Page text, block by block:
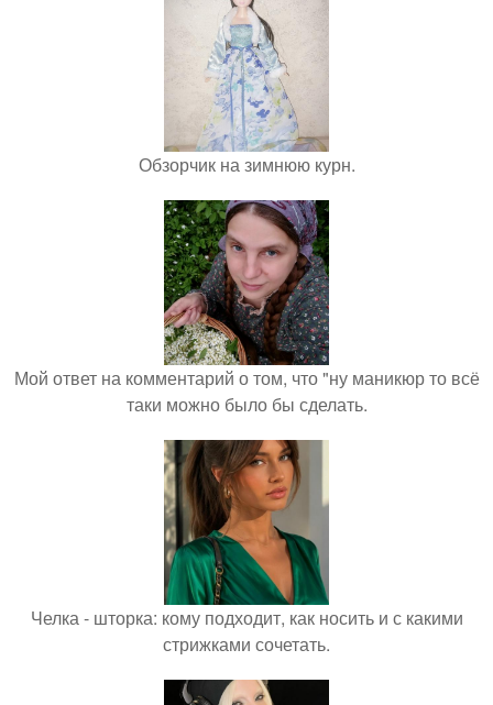
Обзорчик на зимнюю курн.
Мой ответ на комментарий о том, что "ну маникюр то всё
таки можно было бы сделать.
Челка - шторка: кому подходит, как носить и с какими
стрижками сочетать.